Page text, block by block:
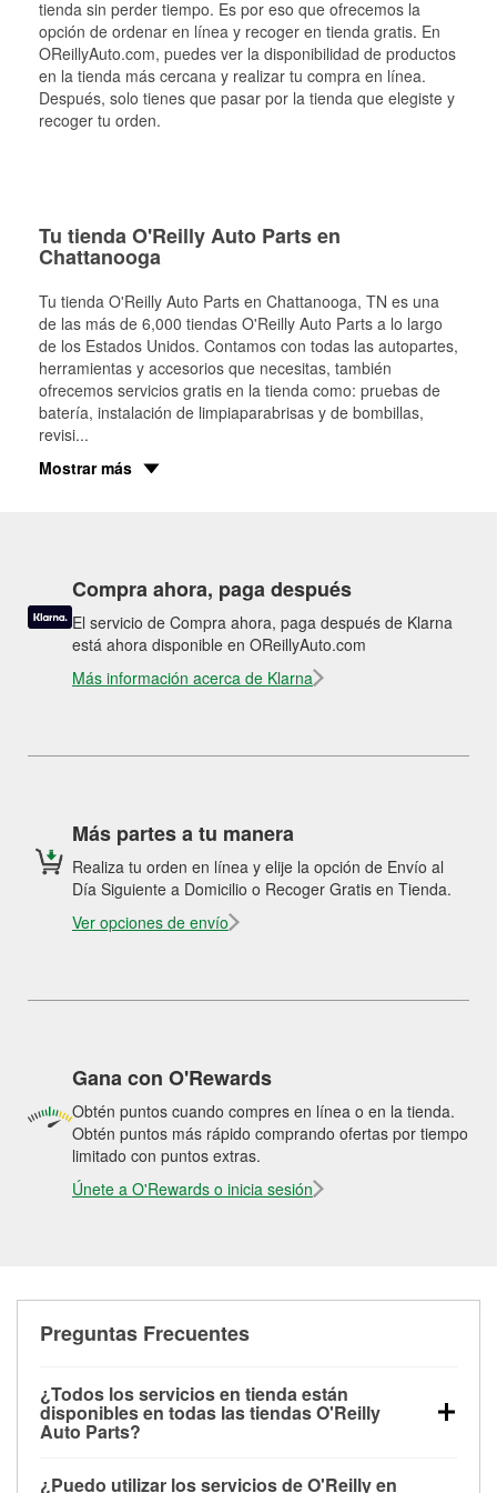
tienda sin perder tiempo. Es por eso que ofrecemos la
opción de ordenar en línea y recoger en tienda gratis. En
OReillyAuto.com, puedes ver la disponibilidad de productos
en la tienda más cercana y realizar tu compra en línea.
Después, solo tienes que pasar por la tienda que elegiste y
recoger tu orden.
Tu tienda O'Reilly Auto Parts en
Chattanooga
Tu tienda O'Reilly Auto Parts en Chattanooga, TN es una
de las más de 6,000 tiendas O'Reilly Auto Parts a lo largo
de los Estados Unidos. Contamos con todas las autopartes,
herramientas y accesorios que necesitas, también
ofrecemos servicios gratis en la tienda como: pruebas de
batería, instalación de limpiaparabrisas y de bombillas,
revisi...
Mostrar más
Compra ahora, paga después
El servicio de Compra ahora, paga después de Klarna
está ahora disponible en OReillyAuto.com
Más información acerca de Klarna
Más partes a tu manera
Realiza tu orden en línea y elije la opción de Envío al
Día Siguiente a Domicilio o Recoger Gratis en Tienda.
Ver opciones de envío
Gana con O'Rewards
Obtén puntos cuando compres en línea o en la tienda.
Obtén puntos más rápido comprando ofertas por tiempo
limitado con puntos extras.
Únete a O'Rewards o inicia sesión
Preguntas Frecuentes
¿Todos los servicios en tienda están
disponibles en todas las tiendas O'Reilly
Auto Parts?
¿Puedo utilizar los servicios de O'Reilly en